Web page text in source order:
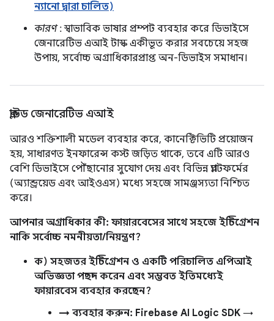
ন্যানো দ্বারা চালিত)
কারণ: স্বাভাবিক ভাষার প্রম্পট ব্যবহার করে ডিভাইসে
জেনারেটিভ এআই টাস্ক একীভূত করার সবচেয়ে সহজ
উপায়, সর্বোচ্চ অগ্রাধিকারপ্রাপ্ত অন-ডিভাইস সমাধান।
ক্লাউড জেনারেটিভ এআই
আরও শক্তিশালী মডেল ব্যবহার করে, কানেক্টিভিটি প্রয়োজন
হয়, সাধারণত ইনফারেন্স কস্ট জড়িত থাকে, তবে এটি আরও
বেশি ডিভাইসে পৌঁছানোর সুযোগ দেয় এবং বিভিন্ন প্ল্যাটফর্মের
(অ্যান্ড্রয়েড এবং আইওএস) মধ্যে সহজে সামঞ্জস্যতা নিশ্চিত
করে।
আপনার অগ্রাধিকার কী: ফায়ারবেসের সাথে সহজে ইন্টিগ্রেশন
নাকি সর্বোচ্চ নমনীয়তা/নিয়ন্ত্রণ?
ক) সহজতর ইন্টিগ্রেশন ও একটি পরিচালিত এপিআই
অভিজ্ঞতা পছন্দ করেন এবং সম্ভবত ইতিমধ্যেই
ফায়ারবেস ব্যবহার করছেন?
→ ব্যবহার করুন: Firebase AI Logic SDK →